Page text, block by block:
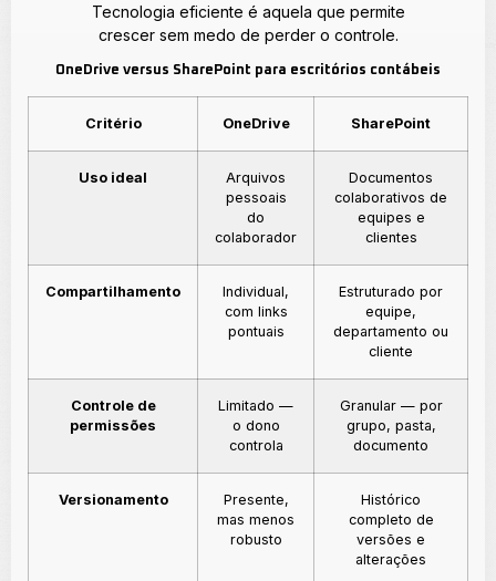
Tecnologia eficiente é aquela que permite
crescer sem medo de perder o controle.
OneDrive versus SharePoint para escritórios contábeis
Critério OneDrive SharePoint
Uso ideal
Arquivos
pessoais
do
colaborador
Documentos
colaborativos de
equipes e
clientes
Compartilhamento
Individual,
com links
pontuais
Estruturado por
equipe,
departamento ou
cliente
Controle de
permissões
Limitado —
o dono
controla
Granular — por
grupo, pasta,
documento
Versionamento
Presente,
mas menos
robusto
Histórico
completo de
versões e
alterações